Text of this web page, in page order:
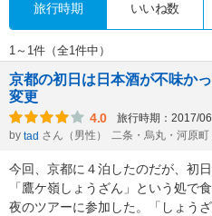
旅行時期 いいね数
1～1件（全1件中）
京都の初日は日本酒が不味か
変更
4.0 旅行時期：2017/06
by tad さん（男性） 二条・烏丸・河原
今回、京都に４泊したのだが、初
「鷹ケ嶺しょうざん」という処で
夜のツアーに参加した。「しょうざ